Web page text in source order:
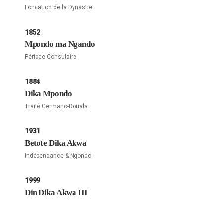
Fondation de la Dynastie
1852
Mpondo ma Ngando
Période Consulaire
1884
Dika Mpondo
Traité Germano-Douala
1931
Betote Dika Akwa
Indépendance & Ngondo
1999
Din Dika Akwa III